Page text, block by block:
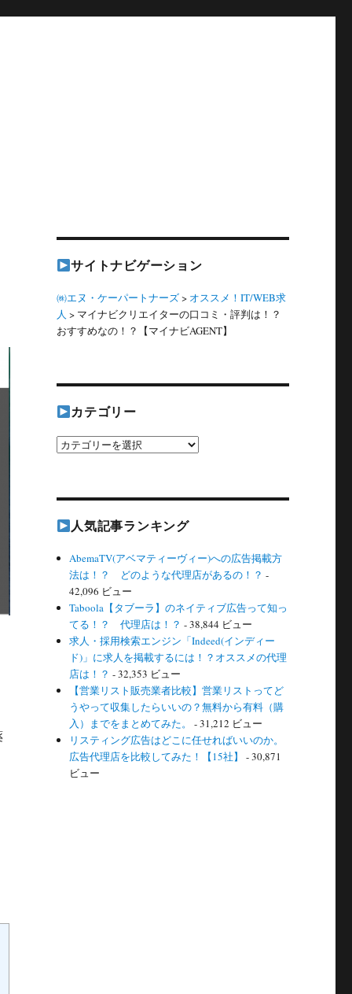
サイトナビゲーション
㈱エヌ・ケーパートナーズ> オススメ！IT/WEB求
人 > マイナビクリエイターの口コミ・評判は！？
おすすめなの！？【マイナビAGENT】
カテゴリー
ー 人気記事ランキング
AbemaTV(アベマティーヴィー)への広告掲載方
法は！？ どのような代理店があるの！？ -
42,096 ビュー
Taboola【タブーラ】のネイティブ広告って知っ
てる！？ 代理店は！？ - 38,844 ビュー
求人・採用検索エンジン「Indeed(インディー
ド)」に求人を掲載するには！？オススメの代理
店は！？ - 32,353 ビュー
【営業リスト販売業者比較】営業リストってど
うやって収集したらいいの？無料から有料（購
入）までをまとめてみた。
- 31,212 ビュー
リスティング広告はどこに任せればいいのか。
広告代理店を比較してみた！【15社】
- 30,871
ビュー